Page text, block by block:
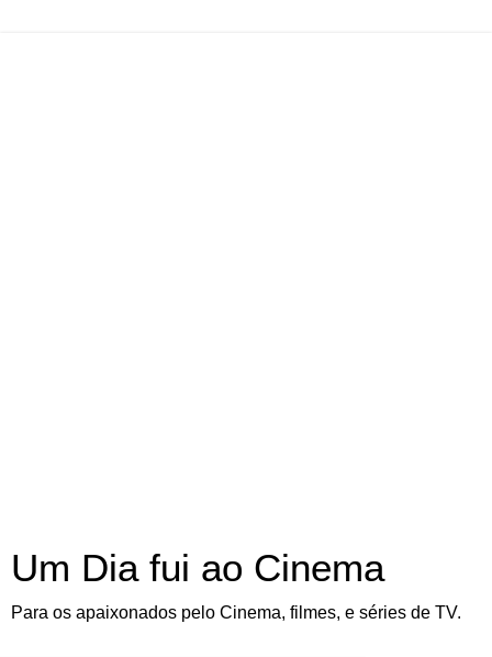
Um Dia fui ao Cinema
Para os apaixonados pelo Cinema, filmes, e séries de TV.